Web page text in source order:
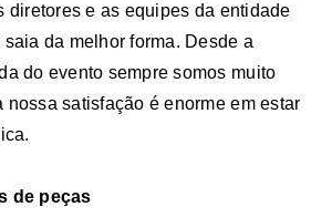
diretores e as equipes da entidade
da melhor forma. Desde a
do evento sempre somos muito
nossa satisfação é enorme em estar
de peças